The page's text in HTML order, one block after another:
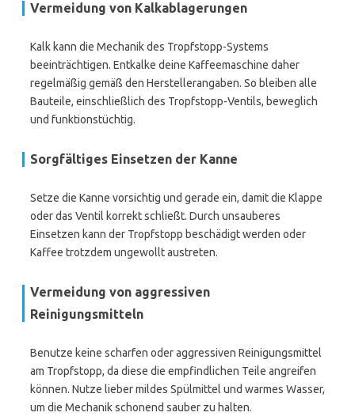
Vermeidung von Kalkablagerungen
Kalk kann die Mechanik des Tropfstopp-Systems
beeinträchtigen. Entkalke deine Kaffeemaschine daher
regelmäßig gemäß den Herstellerangaben. So bleiben alle
Bauteile, einschließlich des Tropfstopp-Ventils, beweglich
und funktionstüchtig.
Sorgfältiges Einsetzen der Kanne
Setze die Kanne vorsichtig und gerade ein, damit die Klappe
oder das Ventil korrekt schließt. Durch unsauberes
Einsetzen kann der Tropfstopp beschädigt werden oder
Kaffee trotzdem ungewollt austreten.
Vermeidung von aggressiven
Reinigungsmitteln
Benutze keine scharfen oder aggressiven Reinigungsmittel
am Tropfstopp, da diese die empfindlichen Teile angreifen
können. Nutze lieber mildes Spülmittel und warmes Wasser,
um die Mechanik schonend sauber zu halten.